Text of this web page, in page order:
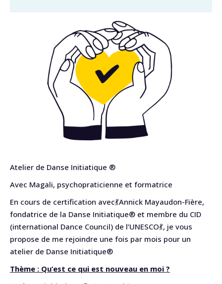
Atelier de Danse Initiatique ®
Avec Magali, psychopraticienne et formatrice
En cours de certification avec💃Annick Mayaudon-Fière,
fondatrice de la Danse Initiatique® et membre du CID
(international Dance Council) de l’UNESCO💃, je vous
propose de me rejoindre une fois par mois pour un
atelier de Danse Initiatique®
Thème : Qu’est ce qui est nouveau en moi ?